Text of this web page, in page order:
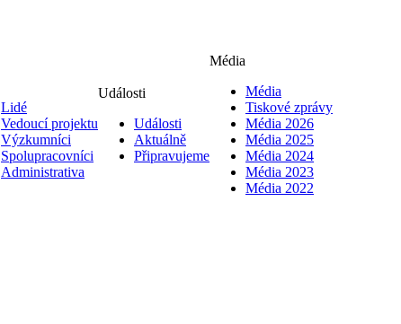
Lidé
Vedoucí projektu
Výzkumníci
Spolupracovníci
Administrativa
Události
Události
Aktuálně
Připravujeme
Média
Média
Tiskové zprávy
Média 2026
Média 2025
Média 2024
Média 2023
Média 2022